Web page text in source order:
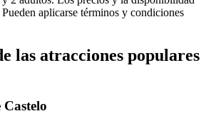
aplicarse términos y condiciones
las atracciones populares